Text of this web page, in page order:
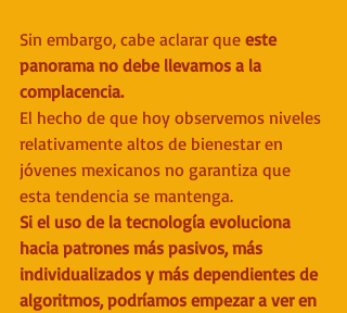
Sin embargo, cabe aclarar que este
panorama no debe llevarnos a la
complacencia.
El hecho de que hoy observemos niveles
relativamente altos de bienestar en
jóvenes mexicanos no garantiza que
esta tendencia se mantenga.
Si el uso de la tecnología evoluciona
hacia patrones más pasivos, más
individualizados y más dependientes de
algoritmos, podríamos empezar a ver en